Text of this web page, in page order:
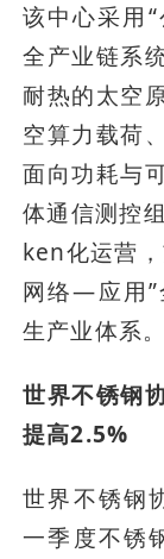
该中心采用
全产业链系
耐热的太空
空算力载荷
面向功耗与
体通信测控
ken化运营
网络—应用”
生产业体系。
世界不锈钢
提高2.5%
世界不锈钢
一季度不锈